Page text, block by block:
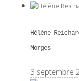
Hélène
Morges
3 septembre